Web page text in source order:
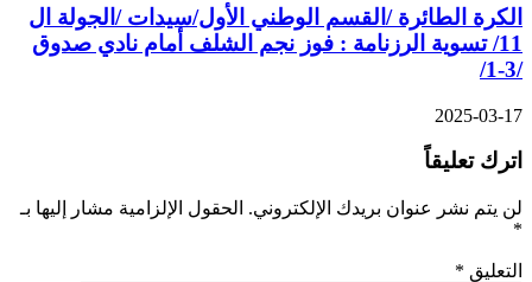
الكرة الطائرة /القسم الوطني الأول/سيدات /الجولة ال
11/ تسوية الرزنامة : فوز نجم الشلف أمام نادي صدوق
/3-1/
2025-03-17
اترك تعليقاً
لن يتم نشر عنوان بريدك الإلكتروني. الحقول الإلزامية مشار إليها بـ
*
التعليق *